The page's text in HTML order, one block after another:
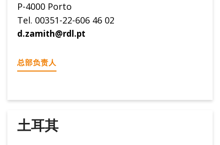
P-4000 Porto
Tel. 00351-22-606 46 02
d.zamith@rdl.pt
总部负责人
土耳其